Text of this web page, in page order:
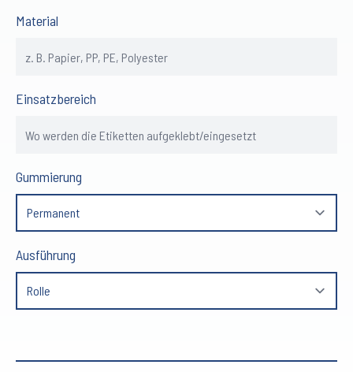
Material
Einsatzbereich
Gummierung
Ausführung